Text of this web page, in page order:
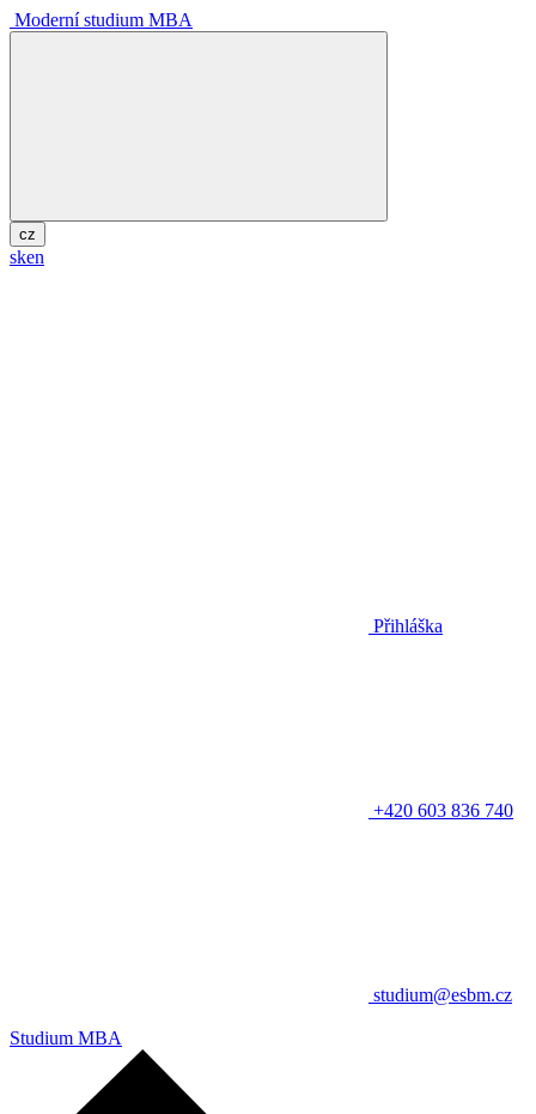
Moderní studium MBA
cz
sken
Přihláška
+420 603 836 740
studium@esbm.cz
Studium MBA